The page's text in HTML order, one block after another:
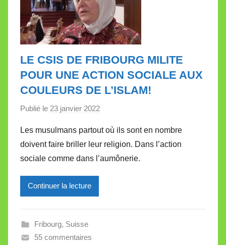
e
t
t
e
LE CSIS DE FRIBOURG MILITE
POUR UNE ACTION SOCIALE AUX
COULEURS DE L’ISLAM!
Publié le 23 janvier 2022
r
M
i
Les musulmans partout où ils sont en nombre
doivent faire briller leur religion. Dans l’action
sociale comme dans l’aumônerie.
Continuer la lecture
Fribourg, Suisse
55 commentaires